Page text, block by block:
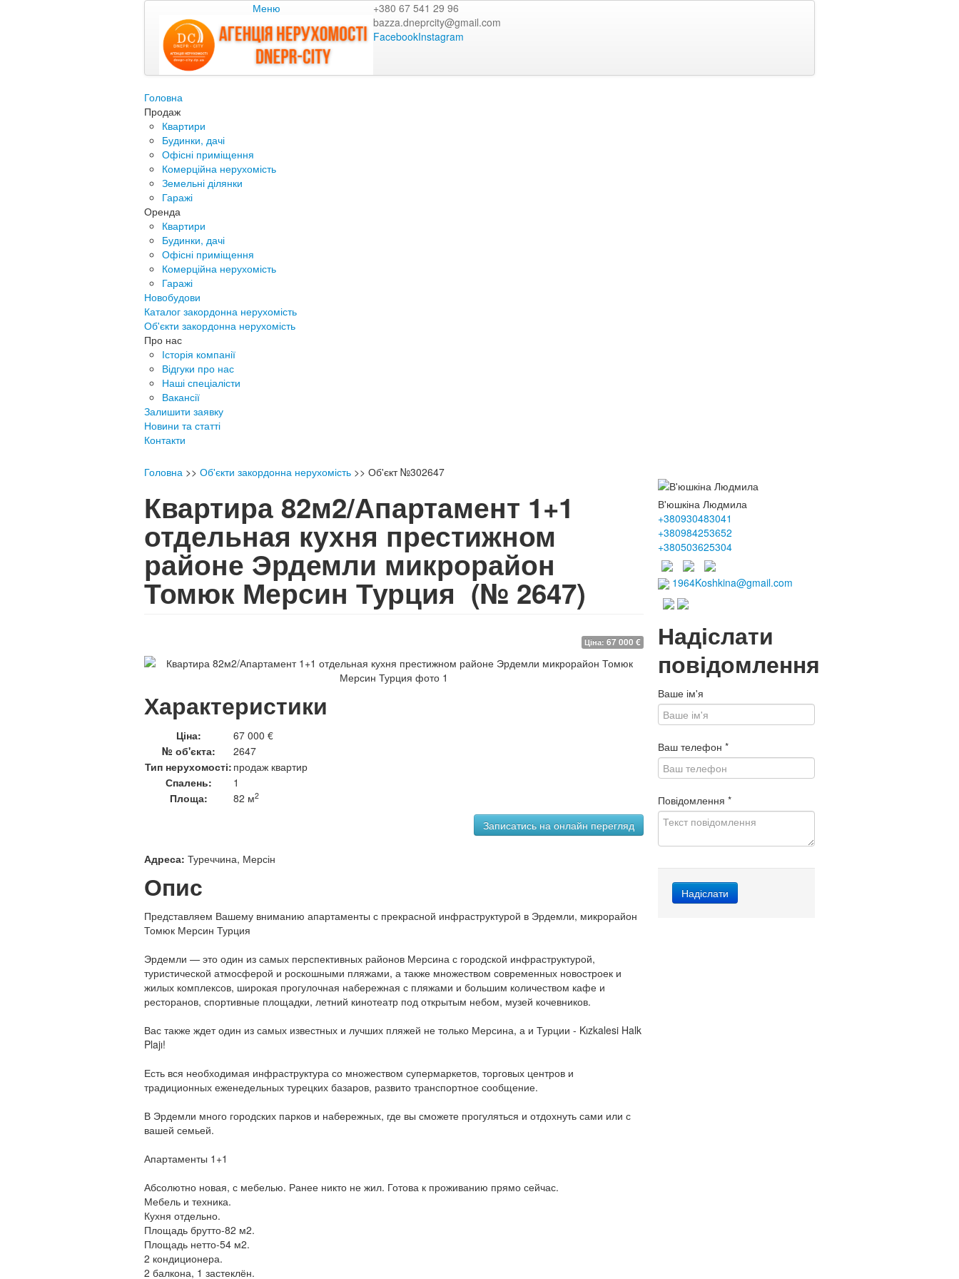
Меню
+380 67 541 29 96
bazza.dneprcity@gmail.com
FacebookInstagram
Головна
Продаж
Квартири
Будинки, дачі
Офісні приміщення
Комерційна нерухомість
Земельні ділянки
Гаражі
Оренда
Квартири
Будинки, дачі
Офісні приміщення
Комерційна нерухомість
Гаражі
Новобудови
Каталог закордонна нерухомість
Об'єкти закордонна нерухомість
Про нас
Історія компанії
Відгуки про нас
Наші спеціалісти
Вакансії
Залишити заявку
Новини та статті
Контакти
Головна >> Об'єкти закордонна нерухомість >> Об'єкт №302647
Квартира 82м2/Апартамент 1+1
отдельная кухня престижном
районе Эрдемли микрорайон
Томюк Мерсин Турция (№ 2647)
Ціна: 67 000 €
Характеристики
Ціна:
67 000 €
№ об'єкта:
2647
Тип нерухомості: продаж квартир
Спалень:
1
Площа:
82 м2
Адреса: Туреччина, Мерсін
Опис
Представляем Вашему вниманию апартаменты с прекрасной инфраструктурой в Эрдемли, микрорайон
Томюк Мерсин Турция
Эрдемли — это один из самых перспективных районов Мерсина с городской инфраструктурой,
туристической атмосферой и роскошными пляжами, а также множеством современных новостроек и
жилых комплексов, широкая прогулочная набережная с пляжами и большим количеством кафе и
ресторанов, спортивные площадки, летний кинотеатр под открытым небом, музей кочевников.
Вас также ждет один из самых известных и лучших пляжей не только Мерсина, а и Турции - Kızkalesi Halk
Plajı!
Есть вся необходимая инфраструктура со множеством супермаркетов, торговых центров и
традиционных еженедельных турецких базаров, развито транспортное сообщение.
В Эрдемли много городских парков и набережных, где вы сможете прогуляться и отдохнуть сами или с
вашей семьей.
Апартаменты 1+1
Абсолютно новая, с мебелью. Ранее никто не жил. Готова к проживанию прямо сейчас.
Мебель и техника.
Кухня отдельно.
Площадь брутто-82 м2.
Площадь нетто-54 м2.
2 кондиционера.
2 балкона, 1 застеклён.
В'юшкіна Людмила
+380930483041
+380984253652
+380503625304
1964Koshkina@gmail.com
Надіслати
повідомлення
Ваше ім'я
Ваш телефон *
Повідомлення *